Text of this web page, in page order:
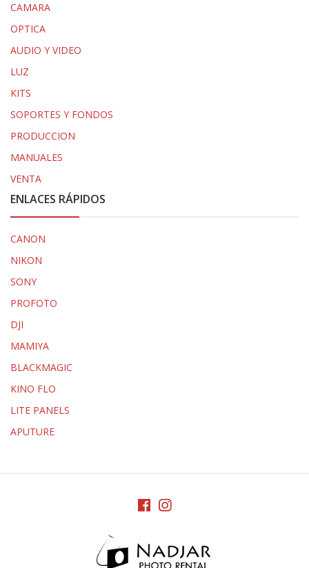
CAMARA
OPTICA
AUDIO Y VIDEO
LUZ
KITS
SOPORTES Y FONDOS
PRODUCCION
MANUALES
VENTA
ENLACES RÁPIDOS
CANON
NIKON
SONY
PROFOTO
DJI
MAMIYA
BLACKMAGIC
KINO FLO
LITE PANELS
APUTURE